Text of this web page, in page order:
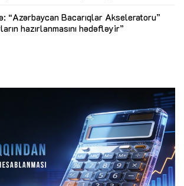
“Azərbaycan Bacarıqlar Akseleratoru”
hazırlanmasını hədəfləyir”